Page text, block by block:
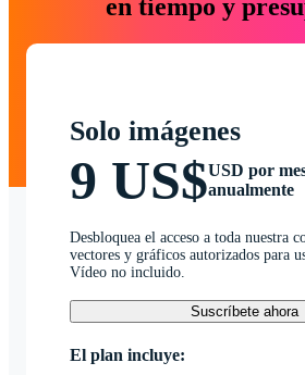
en tiempo y
Solo imágenes
9 US$USD por
anualmente
Desbloquea el acceso a toda nuestra
vectores y gráficos autorizados para
Vídeo no incluido.
Suscríbete ahora
El plan incluye: